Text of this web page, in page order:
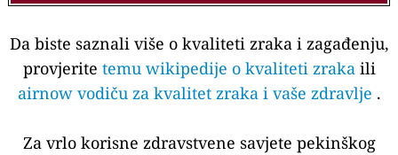
Da biste saznali više o kvaliteti zraka i zagađenju,
provjerite temu wikipedije o kvaliteti zrakaili
airnow vodiču za kvalitet zraka i vaše zdravlje .
Za vrlo korisne zdravstvene savjete pekinškog